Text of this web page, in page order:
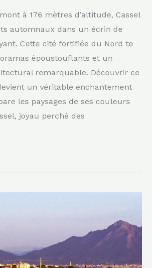
à 176 mètres d’altitude, Cassel
automnaux dans un écrin de
Cette cité fortifiée du Nord te
époustouflants et un
remarquable. Découvrir ce
un véritable enchantement
les paysages de ses couleurs
joyau perché des